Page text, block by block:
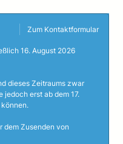
Zum Kontaktformular
16. August 2026
dieses Zeitraums zwar
jedoch erst ab dem 17.
dem Zusenden von